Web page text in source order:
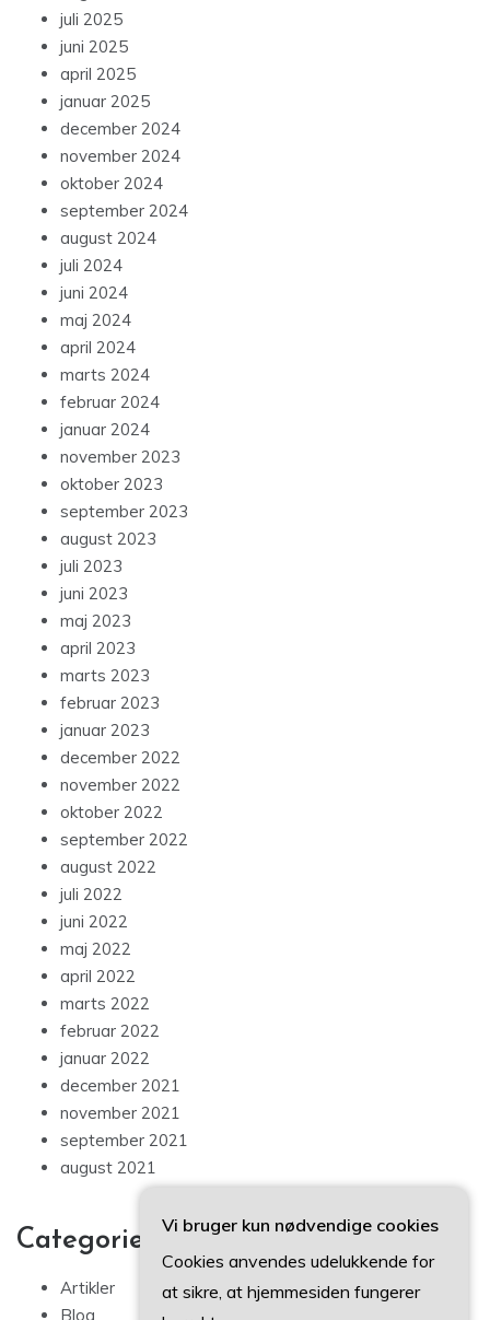
juli 2025
juni 2025
april 2025
januar 2025
december 2024
november 2024
oktober 2024
september 2024
august 2024
juli 2024
juni 2024
maj 2024
april 2024
marts 2024
februar 2024
januar 2024
november 2023
oktober 2023
september 2023
august 2023
juli 2023
juni 2023
maj 2023
april 2023
marts 2023
februar 2023
januar 2023
december 2022
november 2022
oktober 2022
september 2022
august 2022
juli 2022
juni 2022
maj 2022
april 2022
marts 2022
februar 2022
januar 2022
december 2021
november 2021
september 2021
august 2021
Categories
Artikler
Blog
Vi bruger kun nødvendige cookies
Cookies anvendes udelukkende for
at sikre, at hjemmesiden fungerer